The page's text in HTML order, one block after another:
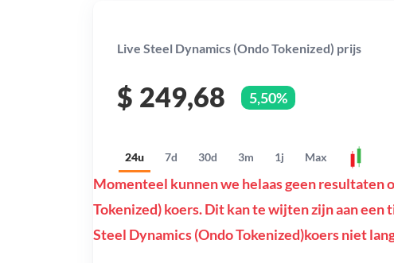
Live Steel Dynamics (Ondo Tokenized) prijs
$ 249,68 5,50%
24u 7d 30d 3m 1j Max
Momenteel kunnen we helaas geen resultaten
Tokenized) koers. Dit kan te wijten zijn aan
Steel Dynamics (Ondo Tokenized)koers niet